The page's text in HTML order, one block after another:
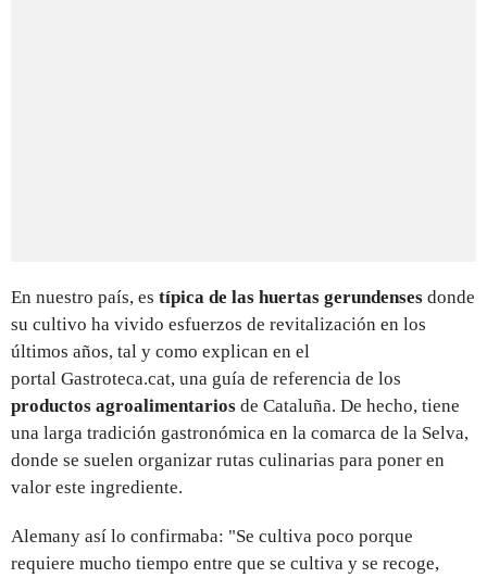
En nuestro país, es típica de las huertas gerundenses donde
su cultivo ha vivido esfuerzos de revitalización en los
últimos años, tal y como explican en el
portal Gastroteca.cat, una guía de referencia de los
productos agroalimentarios de Cataluña. De hecho, tiene
una larga tradición gastronómica en la comarca de la Selva,
donde se suelen organizar rutas culinarias para poner en
valor este ingrediente.
Alemany así lo confirmaba: "Se cultiva poco porque
requiere mucho tiempo entre que se cultiva y se recoge,